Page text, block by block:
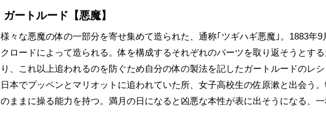
ガートルード【悪魔】
様々な悪魔の体の一部分を寄せ集めて造られた、通称｢ツギハギ悪魔｣。1883年
クロードによって造られる。体を構成するそれぞれのパーツを取り返そうとす
り、これ以上追われるのを防ぐため自分の体の製法を記したガートルードのレ
日本でプッペンとマリオットに追われていた所、女子高校生の佐原漱と出会う
のままに操る能力を持つ。満月の日になると凶悪な本性が表に出そうになる、一